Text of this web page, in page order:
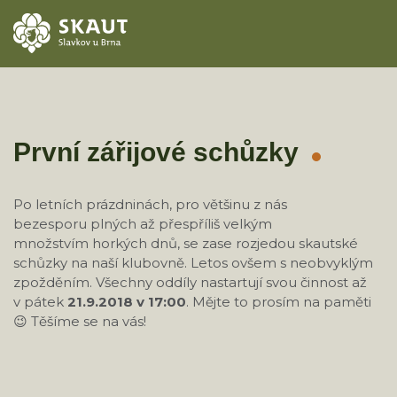
O STŘEDISKU
KONTAKTY
TÁBORY
První zářijové schůzky
Po letních prázdninách, pro většinu z nás
bezesporu plných až přespříliš velkým
množstvím horkých dnů, se zase rozjedou skautské
schůzky na naší klubovně. Letos ovšem s neobvyklým
zpožděním. Všechny oddíly nastartují svou činnost až
v pátek 21.9.2018 v 17:00. Mějte to prosím na paměti
😉 Těšíme se na vás!